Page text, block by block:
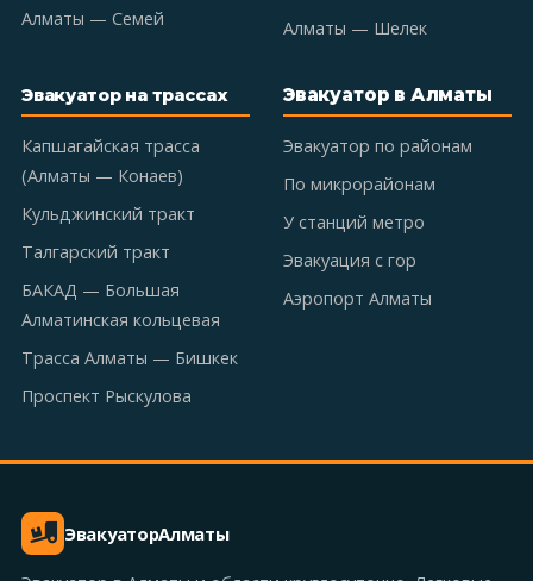
Алматы — Семей
Алматы — Шелек
Эвакуатор на трассах
Капшагайская трасса
(Алматы — Конаев)
Кульджинский тракт
Талгарский тракт
БАКАД — Большая
Алматинская кольцевая
Трасса Алматы — Бишкек
Проспект Рыскулова
Эвакуатор в Алматы
Эвакуатор по районам
По микрорайонам
У станций метро
Эвакуация с гор
Аэропорт Алматы
ЭвакуаторАлматы